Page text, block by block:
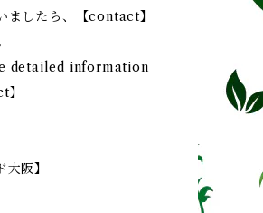
ましたら、【contact】
detailed information
阪】⠀